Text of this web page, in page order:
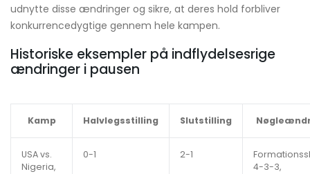
udnytte disse ændringer og sikre, at deres hold forbliver
konkurrencedygtige gennem hele kampen.
Historiske eksempler på indflydelsesrige
ændringer i pausen
Kamp Halvlegsstilling Slutstilling
USA vs.
Nigeria,
0-1 2-1
4-3-3,